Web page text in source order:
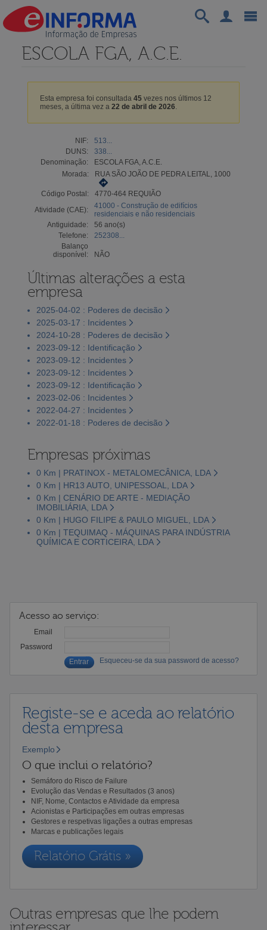
ESCOLA FGA, A.C.E.
Esta empresa foi consultada 45vezes nos últimos 12
meses, a última vez a 22 de abril de 2026.
NIF:
513...
DUNS:
338...
Denominação:
ESCOLA FGA, A.C.E.
Morada:
RUA SÃO JOÃO DE PEDRA LEITAL, 1000
Código Postal:
4770-464 REQUIÃO
Atividade (CAE):
41000 - Construção de edifícios
residenciais e não residenciais
Antiguidade:
56 ano(s)
Telefone:
252308...
Balanço
disponível:
NÃO
Últimas alterações a esta
empresa
2025-04-02 : Poderes de decisão
2025-03-17 : Incidentes
2024-10-28 : Poderes de decisão
2023-09-12 : Identificação
2023-09-12 : Incidentes
2023-09-12 : Incidentes
2023-09-12 : Identificação
2023-02-06 : Incidentes
2022-04-27 : Incidentes
2022-01-18 : Poderes de decisão
Empresas próximas
0 Km | PRATINOX - METALOMECÂNICA, LDA
0 Km | HR13 AUTO, UNIPESSOAL, LDA
0 Km | CENÁRIO DE ARTE - MEDIAÇÃO
IMOBILIÁRIA, LDA
0 Km | HUGO FILIPE & PAULO MIGUEL, LDA
0 Km | TEQUIMAQ - MÁQUINAS PARA INDÚSTRIA
QUÍMICA E CORTICEIRA, LDA
Acesso ao serviço:
Email
Password
Esqueceu-se da sua password de acesso?
Registe-se e aceda ao relatório
desta empresa
Exemplo
O que inclui o relatório?
Semáforo do Risco de Failure
Evolução das Vendas e Resultados (3 anos)
NIF, Nome, Contactos e Atividade da empresa
Acionistas e Participações em outras empresas
Gestores e respetivas ligações a outras empresas
Marcas e publicações legais
Relatório Grátis »
Outras empresas que lhe podem